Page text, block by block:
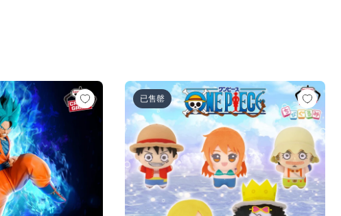
ゼ-（VS孫悟空)
MAKERS 孫悟空（VSゴクウブラック-超サイヤ人ロゼ-)
ワンピース ちびぐるみ～麦わらの一味vol.1～
已售罄